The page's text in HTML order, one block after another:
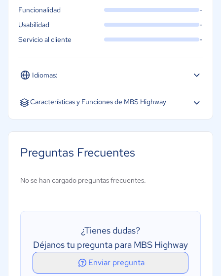
Idiomas:
Español Inglés
Funcionalidad -
Usabilidad -
Servicio al cliente -
Características y Funciones de MBS Highway
Gestión de clientes
Preguntas Frecuentes
No se han cargado preguntas frecuentes.
¿Tienes dudas?
Déjanos tu pregunta para MBS Highway
Enviar pregunta